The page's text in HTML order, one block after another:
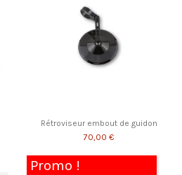
Rétroviseur embout de guidon
70,00 €
Promo !